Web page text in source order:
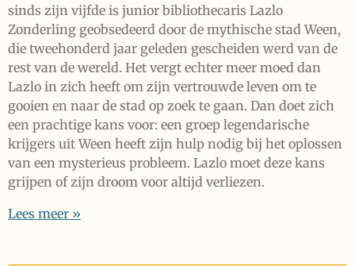
sinds zijn vijfde is junior bibliothecaris Lazlo
Zonderling geobsedeerd door de mythische stad Ween,
die tweehonderd jaar geleden gescheiden werd van de
rest van de wereld. Het vergt echter meer moed dan
Lazlo in zich heeft om zijn vertrouwde leven om te
gooien en naar de stad op zoek te gaan. Dan doet zich
een prachtige kans voor: een groep legendarische
krijgers uit Ween heeft zijn hulp nodig bij het oplossen
van een mysterieus probleem. Lazlo moet deze kans
grijpen of zijn droom voor altijd verliezen.
Lees meer »